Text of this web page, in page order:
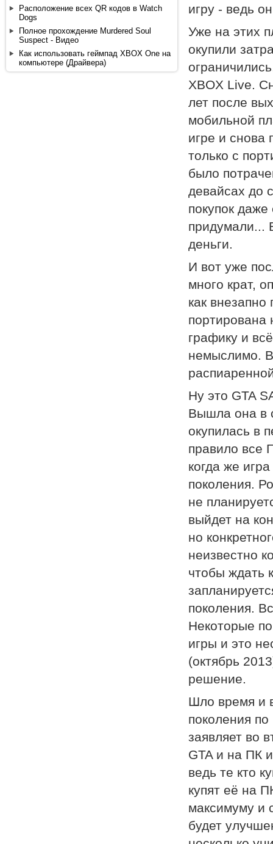
Расположение всех QR кодов в Watch
Dogs
Полное прохождение Murdered Soul
Suspect - Видео
Как использовать геймпад XBOX One на
компьютере (Драйвера)
игру - ведь
Уже на этих
окупили
XBOX Live.
лет после
мобильной
игре и снова
только с
было
девайсах до
покупок
придумали...
деньги.
И вот уже
много крат,
как
портирована
графику и
немыслимо.
Ну это GTA
Вышла она в
окупилась в
правило все
когда же
поколения.
не
выйдет на
но
неизвестно
чтобы ждать
поколения.
Некоторые
игры и это
(октябрь
решение.
Шло время и
поколения
заявляет во
GTA и на ПК
ведь те кто
купят её на
максимуму и
будет